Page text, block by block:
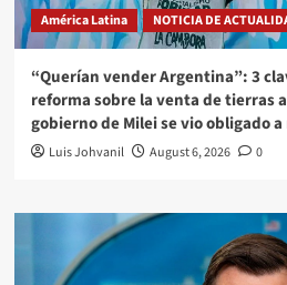
América Latina NOTICIA DE
“Querían vender Argentina”: 3
reforma sobre la venta de tierras
gobierno de Milei se vio obligado
Luis Johvanil August 6, 2026 0